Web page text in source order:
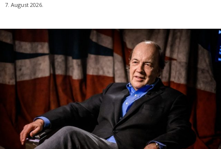
7. August 2026.